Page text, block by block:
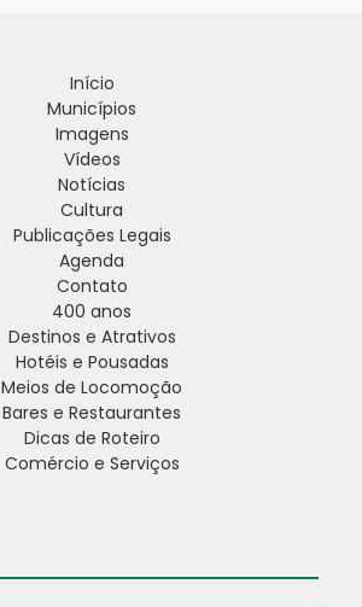
Início
Municípios
Imagens
Vídeos
Notícias
Cultura
Publicações Legais
Agenda
Contato
400 anos
Destinos e Atrativos
Hotéis e Pousadas
Meios de Locomoção
Bares e Restaurantes
Dicas de Roteiro
Comércio e Serviços